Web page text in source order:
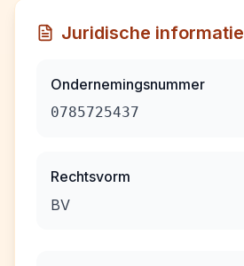
Juridische informatie
Ondernemingsnummer
0785725437
Rechtsvorm
BV